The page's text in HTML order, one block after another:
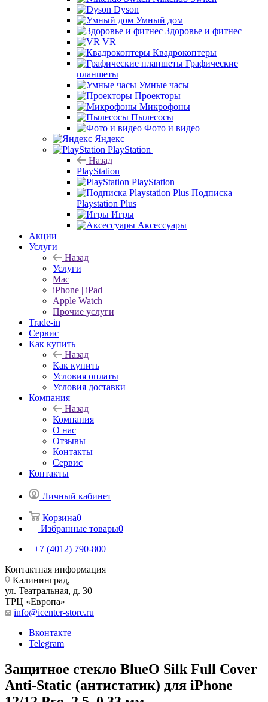
Dyson
Умный дом
Здоровье и фитнес
VR
Квадрокоптеры
Графические
планшеты
Умные часы
Проекторы
Микрофоны
Пылесосы
Фото и видео
Яндекс
PlayStation
Назад
PlayStation
PlayStation
Подписка
Playstation Plus
Игры
Аксессуары
Акции
Услуги
Назад
Услуги
Mac
iPhone | iPad
Apple Watch
Прочие услуги
Trade-in
Сервис
Как купить
Назад
Как купить
Условия оплаты
Условия доставки
Компания
Назад
Компания
О нас
Отзывы
Контакты
Сервис
Контакты
Личный кабинет
Корзина0
Избранные товары0
+7 (4012) 790-800
Контактная информация
Калининград,
ул. Театральная, д. 30
ТРЦ «Европа»
info@icenter-store.ru
Вконтакте
Telegram
Защитное стекло BlueO Silk Full Cover
Anti-Static (антистатик) для iPhone